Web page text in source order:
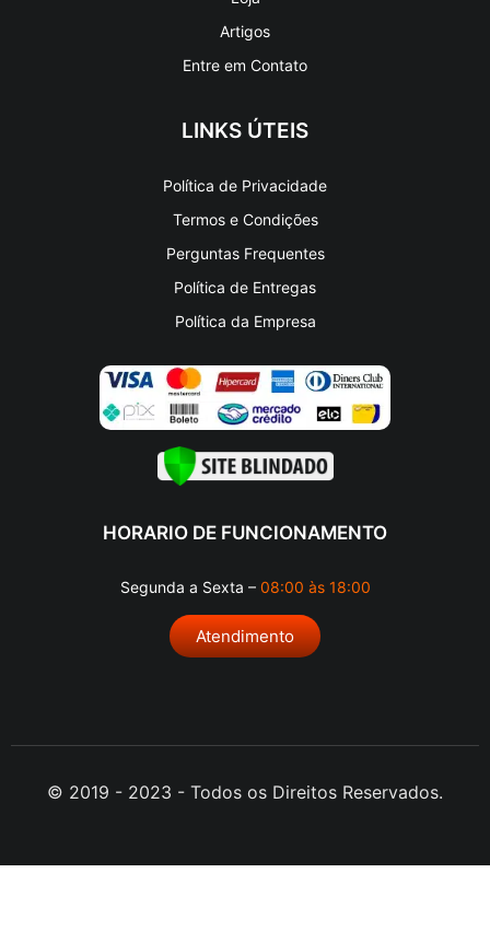
Artigos
Entre em Contato
LINKS ÚTEIS
Política de Privacidade
Termos e Condições
Perguntas Frequentes
Política de Entregas
Política da Empresa
HORARIO DE FUNCIONAMENTO
Segunda a Sexta – 08:00 às 18:00
Atendimento
© 2019 - 2023 - Todos os Direitos Reservados.